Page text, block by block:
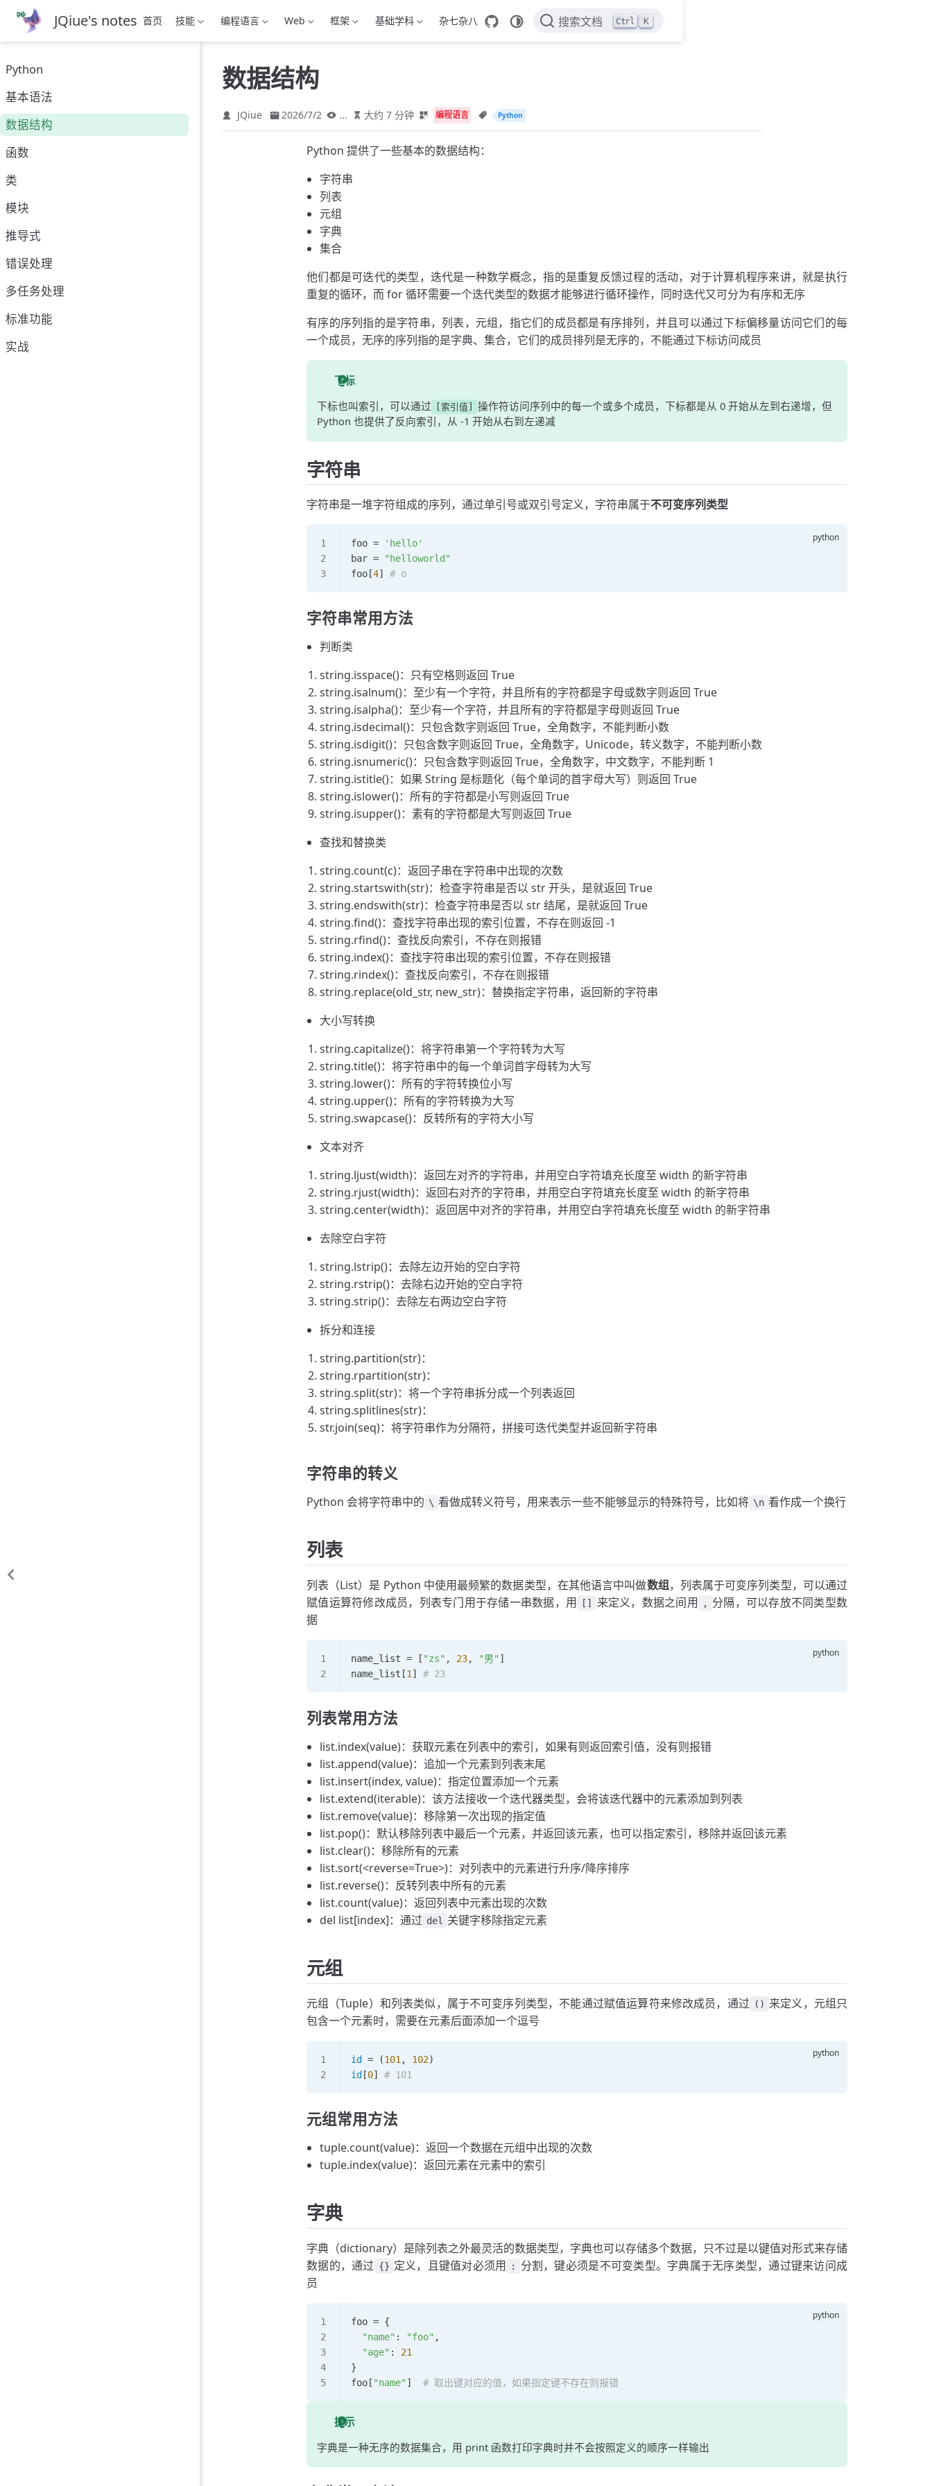
跳
主
內
容
JQiue's notes 首页 技能 编程语言 Web 框架 基础学科 杂七杂八 搜索文档 Ctrl K
Python
基本语法
数据结构
函数
类
模块
推导式
错误处理
多任务处理
标准功能
实战
数据结构
JQiue 2026/7/2 ... 大约 7 分钟 编程语言 Python
Python 提供了一些基本的数据结构：
字符串
列表
元组
字典
集合
他们都是可迭代的类型，迭代是一种数学概念，指的是重复反馈过程的活动，对于计算机程序来讲，就是执行
重复的循环，而 for 循环需要一个迭代类型的数据才能够进行循环操作，同时迭代又可分为有序和无序
有序的序列指的是字符串，列表，元组，指它们的成员都是有序排列，并且可以通过下标偏移量访问它们的每
一个成员，无序的序列指的是字典、集合，它们的成员排列是无序的，不能通过下标访问成员
下标
下标也叫索引，可以通过
[索引值]
操作符访问序列中的每一个或多个成员，下标都是从 0 开始从左到右递增，但
Python 也提供了反向索引，从 -1 开始从右到左递减
字符串
字符串是一堆字符组成的序列，通过单引号或双引号定义，字符串属于不可变序列类型
foo = 'hello'
bar = "helloworld"
foo[4] # o
字符串常用方法
判断类
string.isspace()：只有空格则返回 True
string.isalnum()：至少有一个字符，并且所有的字符都是字母或数字则返回 True
string.isalpha()：至少有一个字符，并且所有的字符都是字母则返回 True
string.isdecimal()：只包含数字则返回 True，全角数字，不能判断小数
string.isdigit()：只包含数字则返回 True，全角数字，Unicode，转义数字，不能判断小数
string.isnumeric()：只包含数字则返回 True，全角数字，中文数字，不能判断 1
string.istitle()：如果 String 是标题化（每个单词的首字母大写）则返回 True
string.islower()：所有的字符都是小写则返回 True
string.isupper()：素有的字符都是大写则返回 True
查找和替换类
string.count(c)：返回子串在字符串中出现的次数
string.startswith(str)：检查字符串是否以 str 开头，是就返回 True
string.endswith(str)：检查字符串是否以 str 结尾，是就返回 True
string.find()：查找字符串出现的索引位置，不存在则返回 -1
string.rfind()：查找反向索引，不存在则报错
string.index()：查找字符串出现的索引位置，不存在则报错
string.rindex()：查找反向索引，不存在则报错
string.replace(old_str, new_str)：替换指定字符串，返回新的字符串
大小写转换
string.capitalize()：将字符串第一个字符转为大写
string.title()：将字符串中的每一个单词首字母转为大写
string.lower()：所有的字符转换位小写
string.upper()：所有的字符转换为大写
string.swapcase()：反转所有的字符大小写
文本对齐
string.ljust(width)：返回左对齐的字符串，并用空白字符填充长度至 width 的新字符串
string.rjust(width)：返回右对齐的字符串，并用空白字符填充长度至 width 的新字符串
string.center(width)：返回居中对齐的字符串，并用空白字符填充长度至 width 的新字符串
去除空白字符
string.lstrip()：去除左边开始的空白字符
string.rstrip()：去除右边开始的空白字符
string.strip()：去除左右两边空白字符
拆分和连接
string.partition(str)：
string.rpartition(str)：
string.split(str)：将一个字符串拆分成一个列表返回
string.splitlines(str)：
str.join(seq)：将字符串作为分隔符，拼接可迭代类型并返回新字符串
字符串的转义
Python 会将字符串中的 \ 看做成转义符号，用来表示一些不能够显示的特殊符号，比如将 \n 看作成一个换行
列表
列表（List）是 Python 中使用最频繁的数据类型，在其他语言中叫做数组，列表属于可变序列类型，可以通过
赋值运算符修改成员，列表专门用于存储一串数据，用
[] 来定义，数据之间用 , 分隔，可以存放不同类型数
据
name_list = [ "zs" , 23, "男" ]
name_list[1 ] # 23
列表常用方法
list.index(value)：获取元素在列表中的索引，如果有则返回索引值，没有则报错
list.append(value)：追加一个元素到列表末尾
list.insert(index, value)：指定位置添加一个元素
list.extend(iterable)：该方法接收一个迭代器类型，会将该迭代器中的元素添加到列表
list.remove(value)：移除第一次出现的指定值
list.pop()：默认移除列表中最后一个元素，并返回该元素，也可以指定索引，移除并返回该元素
list.clear()：移除所有的元素
list.sort(<reverse=True>)：对列表中的元素进行升序/降序排序
list.reverse()：反转列表中所有的元素
list.count(value)：返回列表中元素出现的次数
del list[index]：通过 del 关键字移除指定元素
元组
元组（Tuple）和列表类似，属于不可变序列类型，不能通过赋值运算符来修改成员，通过 () 来定义，元组只
包含一个元素时，需要在元素后面添加一个逗号
id = (101 , 102)
id [0] # 101
元组常用方法
tuple.count(value)：返回一个数据在元组中出现的次数
tuple.index(value)：返回元素在元素中的索引
字典
字典（dictionary）是除列表之外最灵活的数据类型，字典也可以存储多个数据，只不过是以键值对形式来存储
数据的，通过 {} 定义，且键值对必须用 :
分割，键必须是不可变类型。字典属于无序类型，通过键来访问成
员
foo = {
  "name"
: "foo" ,
  "age"
: 21
}
foo[ "name" ] # 取出键对应的值，如果指定键不存在则报错
提示
字典是一种无序的数据集合，用 print 函数打印字典时并不会按照定义的顺序一样输出